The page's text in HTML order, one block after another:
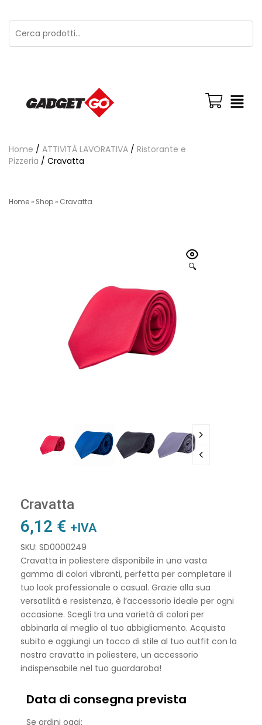
Home / ATTIVITÀ LAVORATIVA / Ristorante e
Pizzeria / Cravatta
Home » Shop » Cravatta
🔍
Cravatta
6,12 € +IVA
SKU: SD0000249
Cravatta in poliestere disponibile in una vasta
gamma di colori vibranti, perfetta per completare il
tuo look professionale o casual. Grazie alla sua
versatilità e resistenza, è l’accessorio ideale per ogni
occasione. Scegli tra una varietà di colori per
abbinarla al meglio al tuo abbigliamento. Acquista
subito e aggiungi un tocco di stile al tuo outfit con la
nostra cravatta in poliestere, un accessorio
indispensabile nel tuo guardaroba!
Data di consegna prevista
Se ordini oggi: